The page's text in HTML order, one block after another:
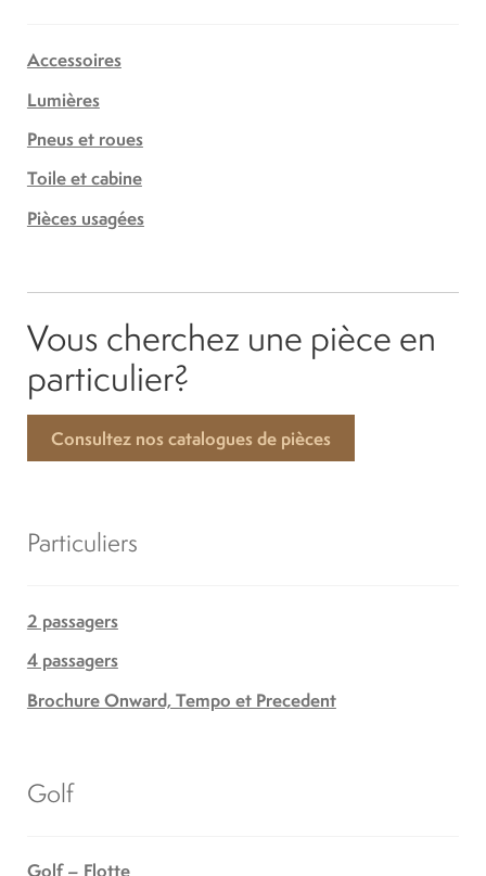
Accessoires
Lumières
Pneus et roues
Toile et cabine
Pièces usagées
Vous cherchez une pièce en
particulier?
Consultez nos catalogues de pièces
Particuliers
2 passagers
4 passagers
Brochure Onward, Tempo et Precedent
Golf
Golf – Flotte